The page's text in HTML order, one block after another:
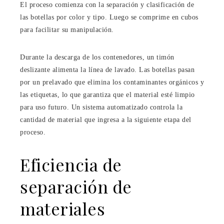
El proceso comienza con la separación y clasificación de
las botellas por color y tipo. Luego se comprime en cubos
para facilitar su manipulación.
Durante la descarga de los contenedores, un timón
deslizante alimenta la línea de lavado. Las botellas pasan
por un prelavado que elimina los contaminantes orgánicos y
las etiquetas, lo que garantiza que el material esté limpio
para uso futuro. Un sistema automatizado controla la
cantidad de material que ingresa a la siguiente etapa del
proceso.
Eficiencia de
separación de
materiales